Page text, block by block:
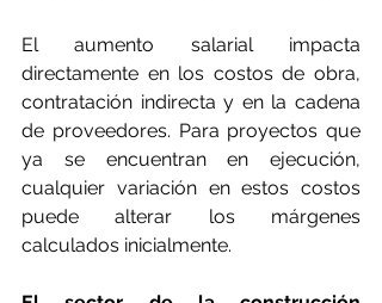
El aumento salarial impacta
directamente en los costos de obra,
contratación indirecta y en la cadena
de proveedores. Para proyectos que
ya se encuentran en ejecución,
cualquier variación en estos costos
puede alterar los márgenes
calculados inicialmente.